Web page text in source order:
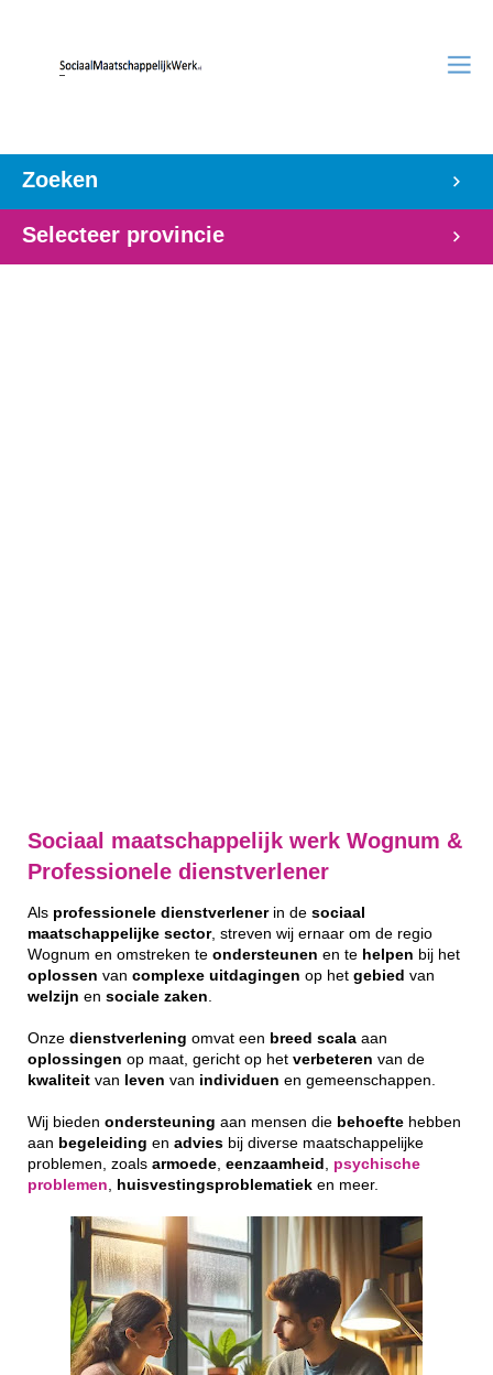
Zoeken
Selecteer provincie
Sociaal maatschappelijk werk Wognum &
Professionele dienstverlener
Als professionele dienstverlenerin de sociaal
maatschappelijke sector, streven wij ernaar om de regio
Wognum en omstreken te ondersteunen en te helpen bij het
oplossen van complexe uitdagingen op het gebied van
welzijn en sociale zaken
Onze dienstverlening omvat een breed scala aan
oplossingen op maat, gericht op het verbeteren van de
kwaliteit van leven van individuen en gemeenschappen.
Wij bieden ondersteuning aan mensen die behoefte hebben
aan begeleiding en advies bij diverse maatschappelijke
problemen, zoals armoede eenzaamheid
psychische
problemen
huisvestingsproblematiek en meer.